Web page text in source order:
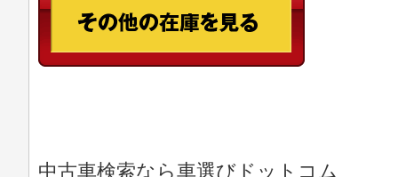
中古車検索なら車選びドットコム